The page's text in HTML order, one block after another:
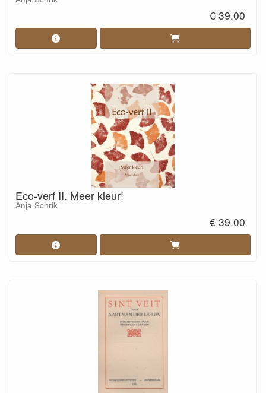
€ 39.00
Eco-verf II. Meer kleur!
Anja Schrik
€ 39.00